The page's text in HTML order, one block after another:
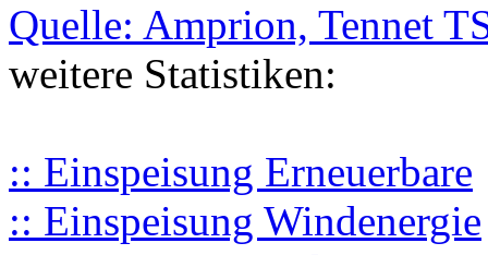
Quelle: Amprion, Tennet
weitere Statistiken:
:: Einspeisung Erneuerbare
:: Einspeisung Windenergie